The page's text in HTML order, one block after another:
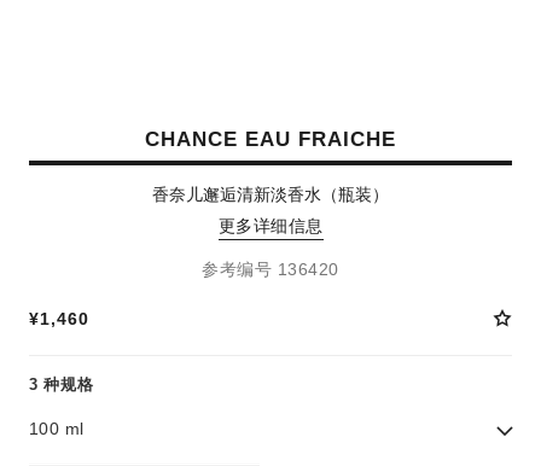
CHANCE EAU FRAICHE
香奈儿邂逅清新淡香水（瓶装）
更多详细信息
参考编号 136420
¥1,460
3 种规格
100 ml